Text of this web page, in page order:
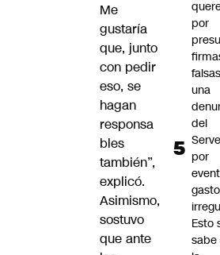
Me
gustaría
que, junto
con pedir
eso, se
hagan
responsa
bles
también”,
explicó.
Asimismo,
sostuvo
que ante
por
una
del
por
Esto
sabe